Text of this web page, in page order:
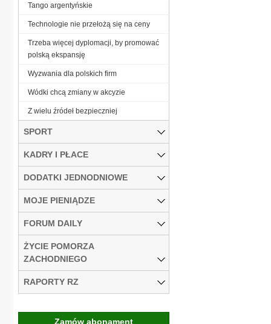
Tango argentyńskie
Technologie nie przełożą się na ceny
Trzeba więcej dyplomacji, by promować
polską ekspansję
Wyzwania dla polskich firm
Wódki chcą zmiany w akcyzie
Z wielu źródeł bezpieczniej
SPORT
KADRY I PŁACE
DODATKI JEDNODNIOWE
MOJE PIENIĄDZE
FORUM DAILY
ŻYCIE POMORZA
ZACHODNIEGO
RAPORTY RZ
Zamów abonament